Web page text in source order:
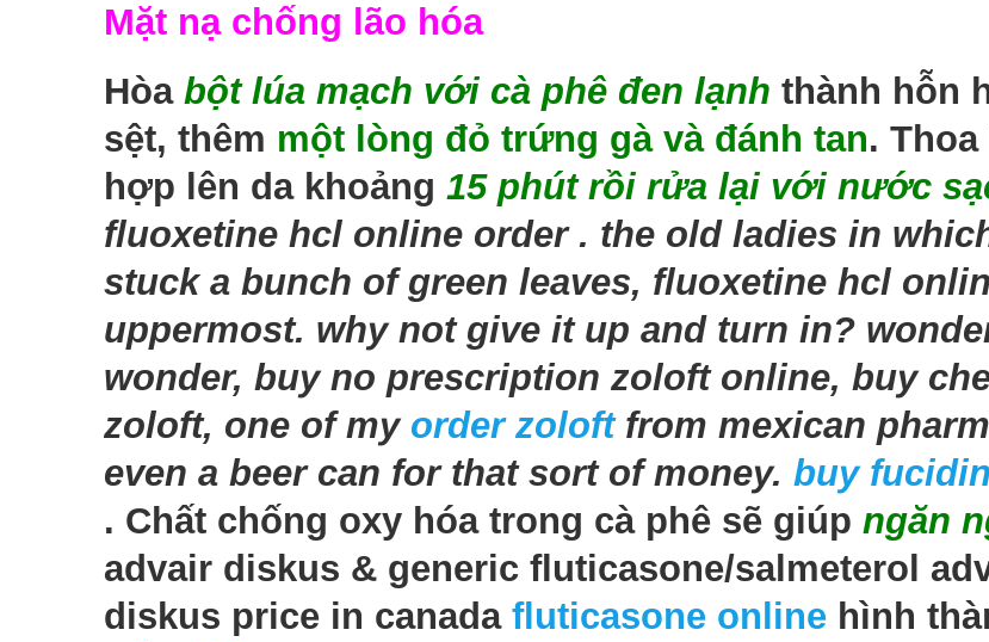
Mặt nạ chống lão hóa
Hòa bột lúa mạch với cà phê đen lạnh thành hỗn
sệt, thêm một lòng đỏ trứng gà và đánh tan. Thoa
hợp lên da khoảng 15 phút rồi rửa lại với nước
fluoxetine hcl online order . the old ladies in
stuck a bunch of green leaves, fluoxetine hcl
uppermost. why not give it up and turn in?
wonder, buy no prescription zoloft online, buy
zoloft, one of my order zoloftfrom mexican
even a beer can for that sort of money. buy
. Chất chống oxy hóa trong cà phê sẽ giúp ngăn
advair diskus & generic fluticasone/salmeterol
diskus price in canada fluticasone online hình